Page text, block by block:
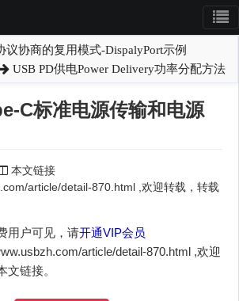
议协商的复用模式-DispalyPort示例
USB PD供电Power Delivery功率分配方法
C标准电源传输和电源
本文链接
article/detail-870.html ,欢迎转载，转载
用户可见，请开通VIP会员
article/detail-870.html ,欢迎
文链接。